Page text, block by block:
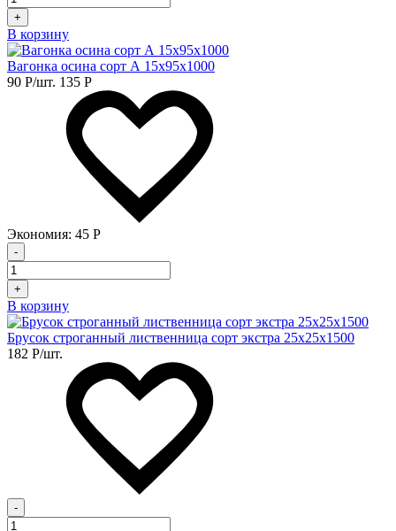
+
В корзину
Вагонка осина сорт А 15х95х1000
90 Р/шт. 135 Р
Экономия: 45 Р
-
+
В корзину
Брусок строганный лиственница сорт экстра 25х25х1500
182 Р/шт.
-